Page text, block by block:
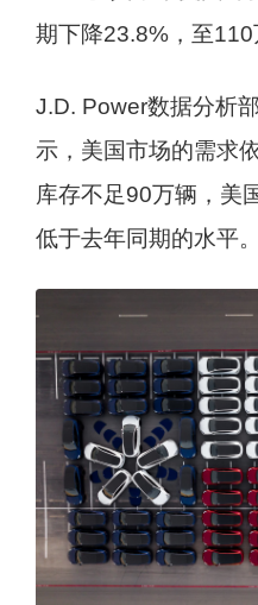
期下降23.8%，至110
J.D. Power数据分析
示，美国市场的需求
库存不足90万辆，美
低于去年同期的水平。